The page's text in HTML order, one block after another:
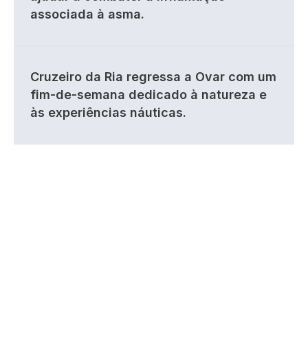
associada à asma.
Cruzeiro da Ria regressa a Ovar com um
fim-de-semana dedicado à natureza e
às experiências náuticas.